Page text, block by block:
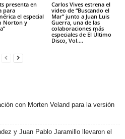
presenta en
para
el especial
Norton y
Carlos Vives estrena el
video de “Buscando el
Mar” junto a Juan Luis
Guerra, una de las
colaboraciones más
especiales de El Último
Disco, Vol....
con Morten Veland para la versión
y Juan Pablo Jaramillo llevaron el